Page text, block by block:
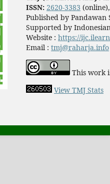
ISSN: 2620-3383
Published by Pandawan
Supported by
Website : https://
Email : tmj@raharja.info
This work
View TMJ Stats